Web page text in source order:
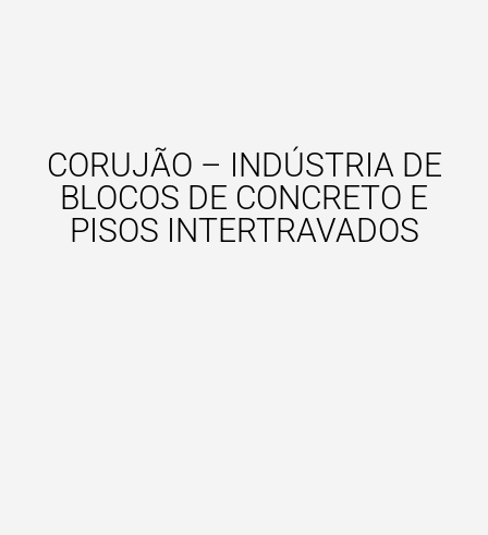
CORUJÃO – INDÚSTRIA DE
BLOCOS DE CONCRETO E
PISOS INTERTRAVADOS